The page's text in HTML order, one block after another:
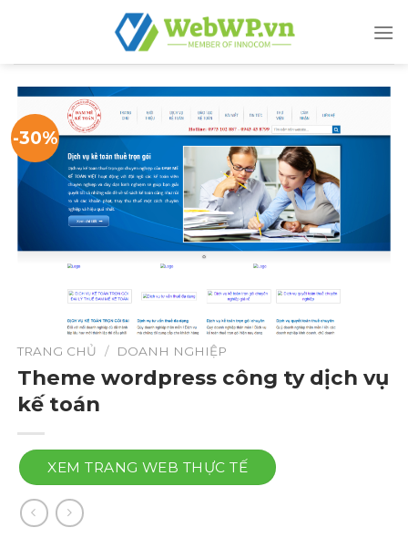
-30%
TRANG CHỦ / DOANH NGHIỆP
Theme wordpress công ty dịch vụ
kế toán
XEM TRANG WEB THỰC TẾ